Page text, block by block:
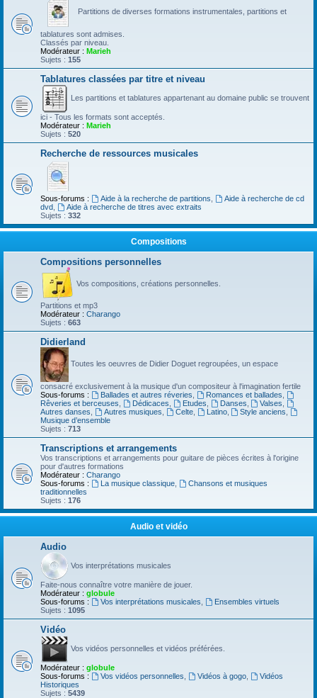
Partitions de diverses formations instrumentales, partitions et
tablatures sont admises.
Classés par niveau.
Modérateur : Marieh
Sujets : 155
Tablatures classées par titre et niveau
Les partitions et tablatures appartenant au domaine public se trouvent
ici - Tous les formats sont acceptés.
Modérateur : Marieh
Sujets : 520
Recherche de ressources musicales
Sous-forums : Aide à la recherche de partitions
Aide à recherche de cd
dvd
Aide à recherche de titres avec extraits
Sujets : 332
Compositions
Compositions personnelles
Vos compositions, créations personnelles.
Partitions et mp3
Modérateur : Charango
Sujets : 663
Didierland
Toutes les oeuvres de Didier Doguet regroupées, un espace
consacré exclusivement à la musique d'un compositeur à l'imagination fertile
Sous-forums :
Ballades et autres réveries Romances et ballades
Rêveries et berceuses
Dédicaces Etudes Danses Valses
Autres danses
Autres musiques Celte, Latino, Style anciens
Musique d’ensemble
Sujets : 713
Transcriptions et arrangements
Vos transcriptions et arrangements pour guitare de pièces écrites à l'origine
pour d'autres formations
Modérateur : Charango
Sous-forums :
La musique classique,
Chansons et musiques
traditionnelles
Sujets : 176
Audio et vidéo
Audio
Vos interprétations musicales
Faite-nous connaître votre manière de jouer.
Modérateur : globule
Sous-forums :
Vos interprétations musicales
Ensembles virtuels
Sujets : 1095
Vidéo
Vos vidéos personnelles et vidéos préférées.
Modérateur : globule
Sous-forums :
Vos vidéos personnelles Vidéos à gogo,
Vidéos
Historiques
Sujets : 5439